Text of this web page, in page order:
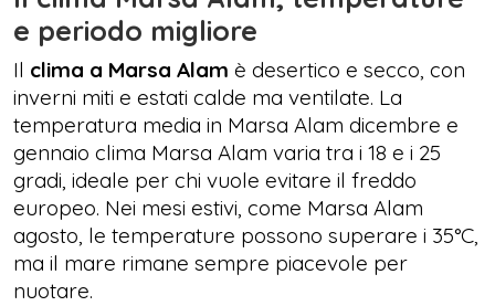
e periodo migliore
Il clima a Marsa Alam è desertico e secco, con
inverni miti e estati calde ma ventilate. La
temperatura media in Marsa Alam dicembre e
gennaio clima Marsa Alam varia tra i 18 e i 25
gradi, ideale per chi vuole evitare il freddo
europeo. Nei mesi estivi, come Marsa Alam
agosto, le temperature possono superare i 35°C,
ma il mare rimane sempre piacevole per
nuotare.